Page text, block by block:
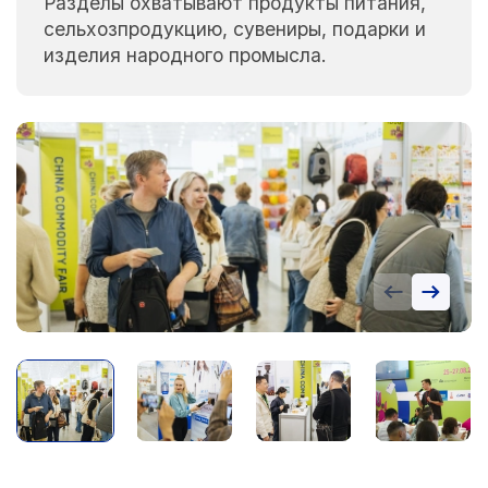
сельхозпродукцию, сувениры, подарки и
изделия народного промысла.